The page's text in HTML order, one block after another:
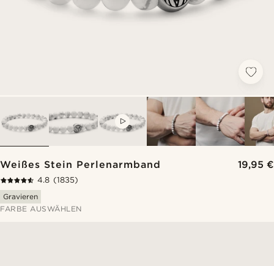
Weißes Stein Perlenarmband 19,95 €
4.8 (1835)
Gravieren
FARBE AUSWÄHLEN